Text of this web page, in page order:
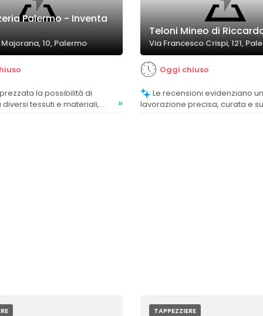
Palermo - Inventa
10, Palermo
tessuti e materiali,
»
Teloni Mineo di
Via Francesco Crispi, 121,
Oggi chiuso
Le recensioni evidenziano una
lavorazione precisa, curata e
TAPPEZZIERE